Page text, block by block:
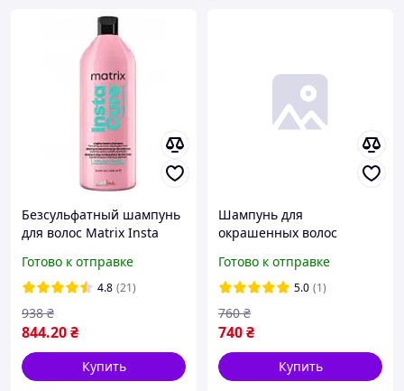
Безсульфатный шампунь
для волос Matrix Insta
Готово к отправке
4.8 (21)
844.20₴
938 ₴
Купить
Шампунь для
окрашенных волос
Obsessed 1000 мл 1000 мл
Готово к отправке
5.0 (1)
740₴
760 ₴
Купить